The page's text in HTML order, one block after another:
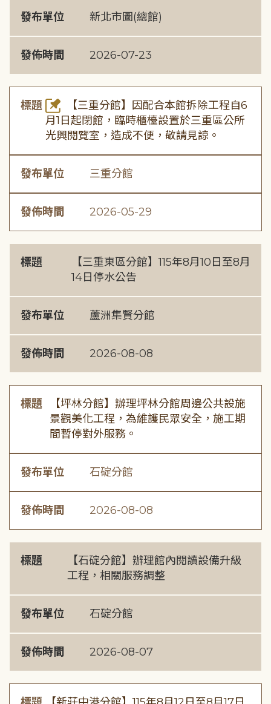
發布單位 新北市圖(總館)
發佈時間 2026-07-23
標題
【三重分館】因配合本館拆除工程自6
月1日起閉館，臨時櫃檯設置於三重區公所
光興閱覽室，造成不便，敬請見諒。
發布單位 三重分館
發佈時間 2026-05-29
標題
【三重東區分館】115年8月10日至8月
14日停水公告
發布單位 蘆洲集賢分館
發佈時間 2026-08-08
標題
【坪林分館】辦理坪林分館周邊公共設施
景觀美化工程，為維護民眾安全，施工期
間暫停對外服務。
發布單位 石碇分館
發佈時間 2026-08-08
標題
【石碇分館】辦理館內閱讀設備升級
工程，相關服務調整
發布單位 石碇分館
發佈時間 2026-08-07